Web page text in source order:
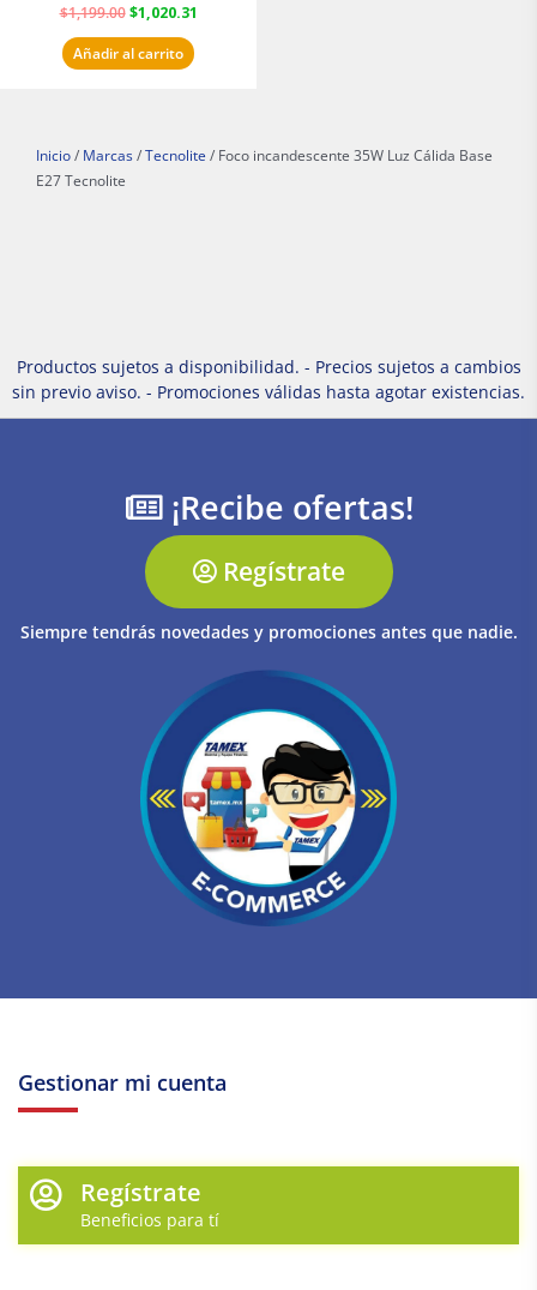
$1,199.00 $1,020.31
Añadir al carrito
Inicio / Marcas / Tecnolite / Foco incandescente 35W Luz Cálida Base
E27 Tecnolite
Productos sujetos a disponibilidad. - Precios sujetos a cambios
sin previo aviso. - Promociones válidas hasta agotar existencias.
¡Recibe ofertas!
Regístrate
Siempre tendrás novedades y promociones antes que nadie.
Gestionar mi cuenta
Regístrate
Beneficios para tí